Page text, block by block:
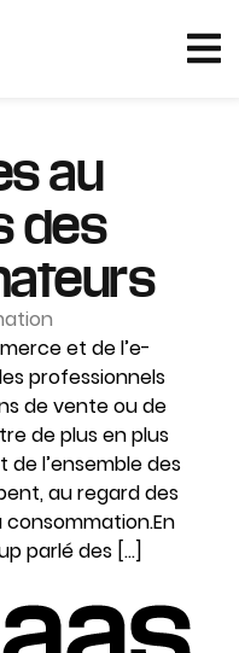
au
des
et de l’e-
professionnels
de vente ou de
de plus en plus
l’ensemble des
au regard des
parlé des […]